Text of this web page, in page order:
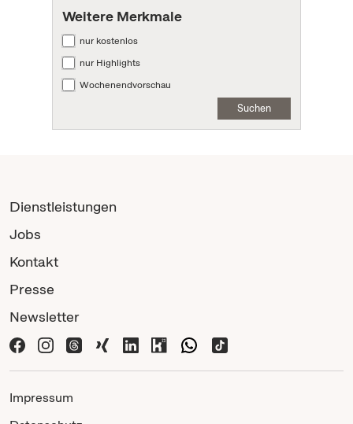
Weitere Merkmale
nur kostenlos
nur Highlights
Wochenendvorschau
Suchen
Dienstleistungen
Jobs
Kontakt
Presse
Newsletter
Impressum